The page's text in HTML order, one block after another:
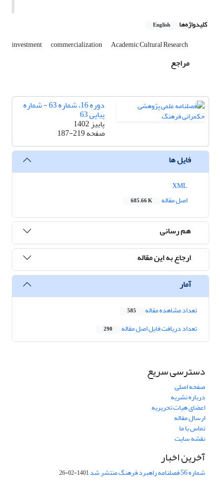
کلیدواژه‌ها English
investment commercialization Academic Cultural Research
مراجع
دوره 16، شماره 63 - شماره
پیاپی 63
پاییز 1402
صفحه187-219
فایل ها
اصل مقاله
685.66 K
هم رسانی
ارجاع به این مقاله
آمار
تعداد مشاهده مقاله 585
تعداد دریافت فایل اصل مقاله 290
دسترسی سریع
صفحه اصلی
درباره نشریه
اعضای هیات تحریریه
ارسال مقاله
تماس با ما
نقشه سایت
آخرین اخبار
شماره 56 فصلنامه راهبرد فرهنگ منتشر شد 1401-02-26